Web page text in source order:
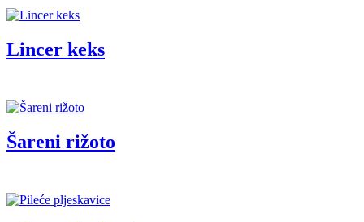
Lincer keks
Šareni rižoto